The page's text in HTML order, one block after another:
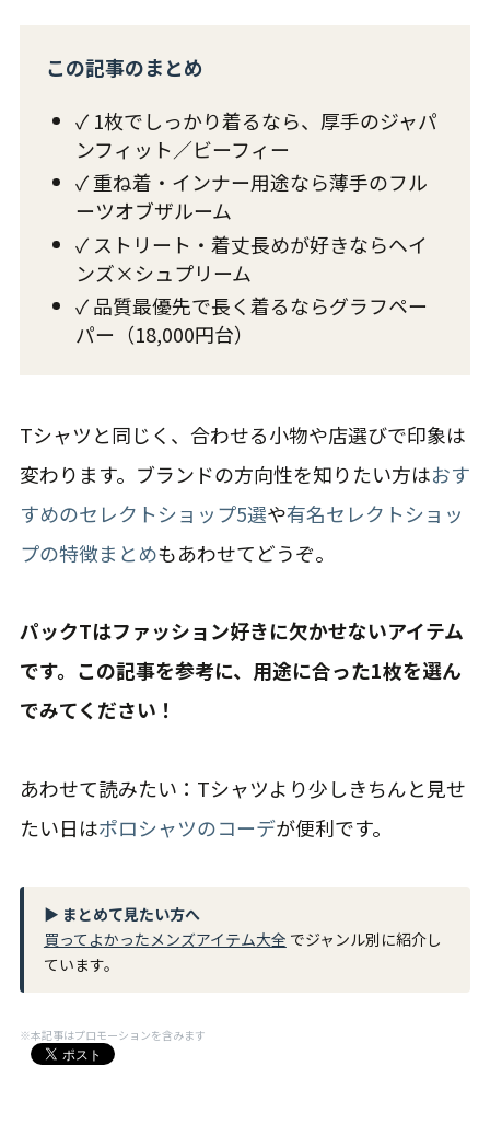
この記事のまとめ
✓ 1枚でしっかり着るなら、厚手のジャパ
ンフィット／ビーフィー
✓ 重ね着・インナー用途なら薄手のフル
ーツオブザルーム
✓ ストリート・着丈長めが好きならヘイ
ンズ×シュプリーム
✓ 品質最優先で長く着るならグラフペー
パー（18,000円台）
Tシャツと同じく、合わせる小物や店選びで印象は
変わります。ブランドの方向性を知りたい方はおす
すめのセレクトショップ5選や有名セレクトショッ
プの特徴まとめもあわせてどうぞ。
パックTはファッション好きに欠かせないアイテム
です。この記事を参考に、用途に合った1枚を選ん
でみてください！
あわせて読みたい：Tシャツより少しきちんと見せ
たい日はポロシャツのコーデが便利です。
▶ まとめて見たい方へ
買ってよかったメンズアイテム大全 でジャンル別に紹介し
ています。
※本記事はプロモーションを含みます